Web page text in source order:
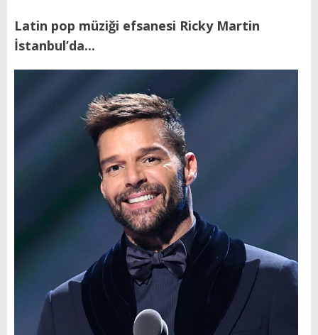
Latin pop müziği efsanesi Ricky Martin
İstanbul’da...